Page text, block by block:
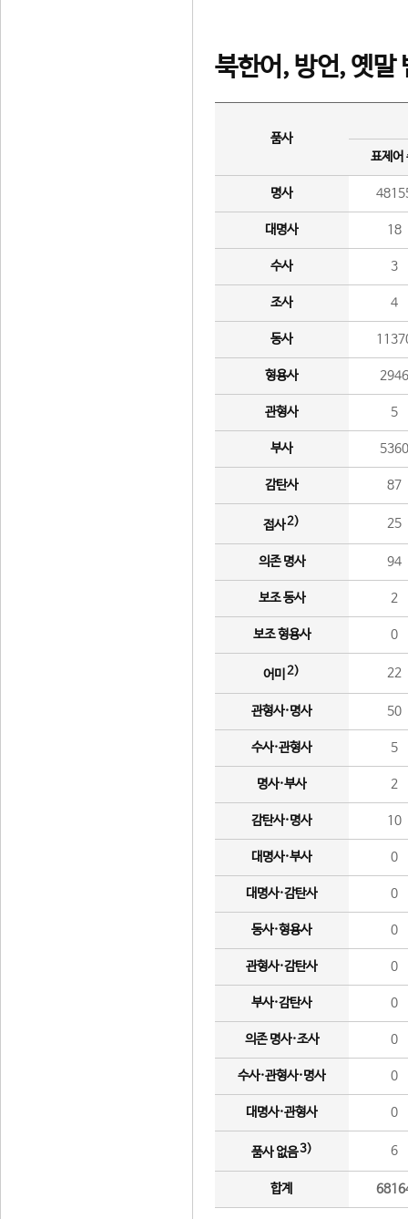
북한어, 방언, 옛말
품사
표제어
명사
대명사 18
수사 3
조사 4
동사
형용사 2946
관형사 5
부사 5360
감탄사 87
접사2) 25
의존 명사 94
보조 동사 2
보조 형용사 0
어미 2) 22
관형사·명사 50
수사·관형사 5
명사·부사 2
감탄사·명사 10
대명사·부사 0
대명사·감탄사 0
동사·형용사 0
관형사·감탄사 0
부사·감탄사 0
의존 명사·조사 0
수사·관형사·명사 0
대명사·관형사 0
품사 없음3) 6
합계